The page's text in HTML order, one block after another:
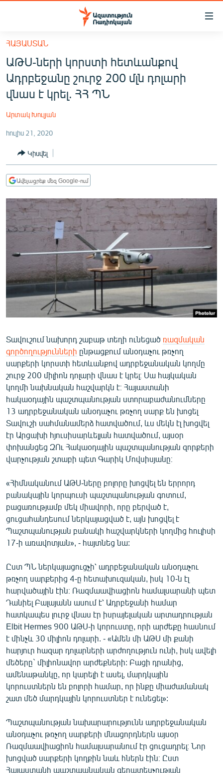
Մատչելիության
հիմնական
բովանդակությանը
Անցնել
հիմնական
մենյուին
ՀԱՅԱՍՏԱՆ
ՔԱՂԱՔԱԿԱՆ
ՏՆՏԵՍՈՒԹՅՈՒՆ
ՂԱՐԱԲԱՂ
ՏԱՐԱԾԱՇՐՋԱՆ
ՄԻՋԱԶԳԱՅԻՆ
ՄՇԱԿՈՒՅԹ
ՍՊՈՐՏ
ՄԵԿՆԱԲԱՆՈՒԹՅՈՒՆ
ՏՏ ԵՒ ԻՆՏԵՐՆԵՏ
ԱՐԽԻՎ
ՏԵՍԱՆՅՈՒԹԵՐ
ԲԱՆԱՎԵՃ
ՁԳՏԵԼՈՎ ԼԱՎԱԳՈՒՅՆԻՆ
ՓՈԴՔԱՍԹ
Հայերեն
English
ՀԵՏԵՎԵՔ ՄԵԶ
«Ազատության» բոլոր կայքերը
ՀԱՅԱՍՏԱՆ
ԱԹՍ-ների կորստի հետևանքով
Ադրբեջանը շուրջ 200 մլն դոլարի
վնաս է կրել. ՀՀ ՊՆ
Արտակ Խուլյան
հուլիս 21, 2020
Կիսվել
Ավելացրեք մեզ Google-ում
Տավուշում նախորդ շաբաթ տեղի ունեցած ռազմական
գործողությունների ընթացքում անօդաչու թռչող
սարքերի կորստի հետևանքով ադրբեջանական կողմը
շուրջ 200 միլիոն դոլարի վնաս է կրել։ Սա հայկական
կողմի նախնական հաշվարկն է։ Հայաստանի
հակաօդային պաշտպանության ստորաբաժանումները
13 ադրբեջանական անօդաչու թռչող սարք են խոցել
Տավուշի սահմանամերձ հատվածում, ևս մեկն էլ խոցվել
էր Արցախի հյուսիսարևելյան հատվածում, այսօր
փոխանցեց ԶՈւ Հակաօդային պաշտպանության զորքերի
վարչության շտաբի պետ Գարիկ Մովսիսյանը։
«Հիմնականում ԱԹՍ-ները բոլորը խոցվել են երրորդ
բանակային կորպուսի պաշտպանության գոտում,
բացառությամբ մեկ միավորի, որը բերված է,
ցուցահանդեսում ներկայացված է, այն խոցվել է
Պաշտպանության բանակի հաշվարկների կողմից հուլիսի
17-ի առավոտյան», - հայտնեց նա:
Ըստ ՊՆ ներկայացուցչի՝ ադրբեջանական անօդաչու
թռչող սարքերից 4-ը հետախուզական, իսկ 10-ն էլ
հարվածային էին։ Ռազմաավիացիոն համալսարանի պետ
Դանիել Բալայանն ասում է՝ Ադրբեջանի համար
հատկապես լուրջ վնաս էր իսրայելական արտադրության
Elbit Hermes 900 ԱԹՍ-ի կորուստը, որի արժեքը հասնում
է մինչև 30 միլիոն դոլարի. - «Ամեն մի ԱԹՍ մի քանի
հարյուր հազար դոլարների արժողություն ունի, իսկ ավելի
մեծերը` միլիոնավոր արժեքների: Բացի դրանից,
ամենաթանկը, որ կարելի է ասել, մարդկային
կորուստներն են բոլորի համար, որ ինքը միաժամանակ
շատ մեծ մարդկային կորուստներ է ունեցել»:
Պաշտպանության նախարարությունն ադրբեջանական
անօդաչու թռչող սարքերի մնացորդներն այսօր
Ռազմաավիացիոն համալսարանում էր ցուցադրել։ Նոր
խոցված սարքերի կողքին նաև հներն էին։ Ըստ
Հայաստանի պաշտպանական գերատեսչության